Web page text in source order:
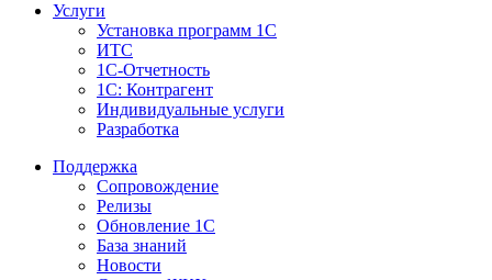
Услуги
Установка программ 1С
ИТС
1С-Отчетность
1С: Контрагент
Индивидуальные услуги
Разработка
Поддержка
Сопровождение
Релизы
Обновление 1С
База знаний
Новости